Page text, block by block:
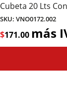
Cubeta 20 Lts
SKU: VNO0172.002
$171.00 más